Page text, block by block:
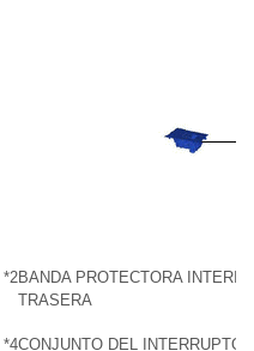
*2BANDA PROTECTORA
TRASERA
*4CONJUNTO DEL